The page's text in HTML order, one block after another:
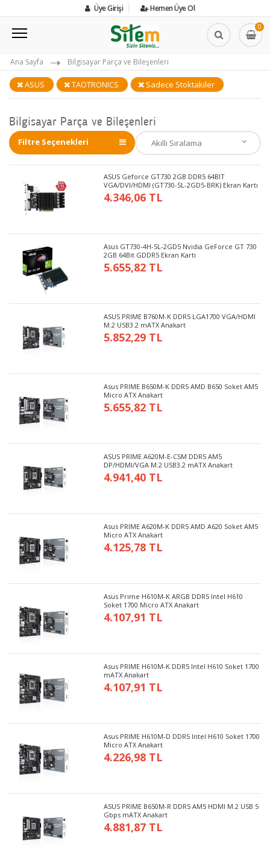
Üye Girişi Hemen Üye Ol
0
Ana Sayfa Bilgisayar Parça ve Bileşenleri
ASUS TAOTRONICS Sadece Stoktakiler
Bilgisayar Parça ve Bileşenleri
Filtre Seçenekleri
ASUS Geforce GT730 2GB DDR5 64BIT
VGA/DVI/HDMI (GT730-SL-2GD5-BRK) Ekran Kartı
4.346,06 TL
Asus GT730-4H-SL-2GD5 Nvidia GeForce GT 730
2GB 64Bit GDDR5 Ekran Kartı
5.655,82 TL
ASUS PRIME B760M-K DDR5 LGA1700 VGA/HDMI
M.2 USB3.2 mATX Anakart
5.852,29 TL
Asus PRIME B650M-K DDR5 AMD B650 Soket AM5
Micro ATX Anakart
5.655,82 TL
ASUS PRIME A620M-E-CSM DDR5 AM5
DP/HDMI/VGA M.2 USB3.2 mATX Anakart
4.941,40 TL
Asus PRIME A620M-K DDR5 AMD A620 Soket AM5
Micro ATX Anakart
4.125,78 TL
Asus Prime H610M-K ARGB DDR5 Intel H610
Soket 1700 Micro ATX Anakart
4.107,91 TL
Asus PRIME H610M-K DDR5 Intel H610 Soket 1700
mATX Anakart
4.107,91 TL
Asus PRIME H610M-D DDR5 Intel H610 Soket 1700
Micro ATX Anakart
4.226,98 TL
ASUS PRIME B650M-R DDR5 AM5 HDMI M.2 USB 5
Gbps mATX Anakart
4.881,87 TL